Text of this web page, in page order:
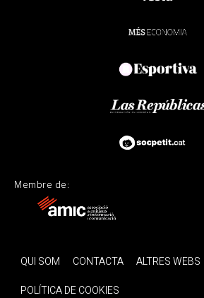
Membre de:
QUI SOM CONTACTA ALTRES WEBS
POLÍTICA DE COOKIES